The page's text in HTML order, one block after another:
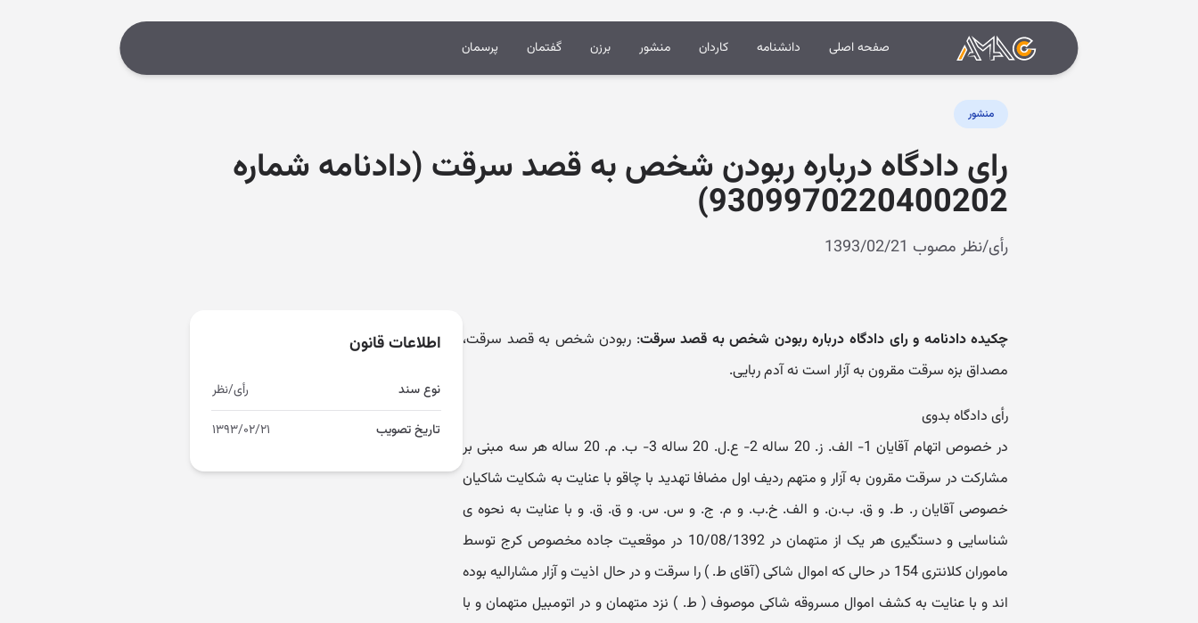
صفحه اصلی دانشنامه کاردان منشور برزن گفتمان پرسمان
منشور
رای دادگاه درباره ربودن شخص به قصد سرقت (دادنامه شماره
9309970220400202)
رأی/نظر مصوب 1393/02/21
چکیده دادنامه و رای دادگاه درباره ربودن شخص به قصد سرقت: ربودن شخص به قصد سرقت،
مصداق بزه سرقت مقرون به آزار است نه آدم ربایی.
رأی دادگاه بدوی
در خصوص اتهام آقایان 1- الف. ز. 20 ساله 2- ع.ل. 20 ساله 3- ب. م. 20 ساله هر سه مبنی بر
مشارکت در سرقت مقرون به آزار و متهم ردیف اول مضافا تهدید با چاقو با عنایت به شکایت شاکیان
خصوصی آقایان ر. ط. و ق. ب.ن. و الف. خ.ب. و م. ج. و س. س. و ق. ق. و با عنایت به نحوه ی
شناسایی و دستگیری هر یک از متهمان در 10/08/1392 در موقعیت جاده مخصوص کرج توسط
ماموران کلانتری 154 در حالی که اموال شاکی (آقای ط. ) را سرقت و در حال اذیت و آزار مشارالیه بوده
اند و با عنایت به کشف اموال مسروقه شاکی موصوف ( ط. ) نزد متهمان و در اتومبیل متهمان و با
اطلاعات قانون
نوع سند رأی/نظر
تاریخ تصویب ۱۳۹۳/۰۲/۲۱